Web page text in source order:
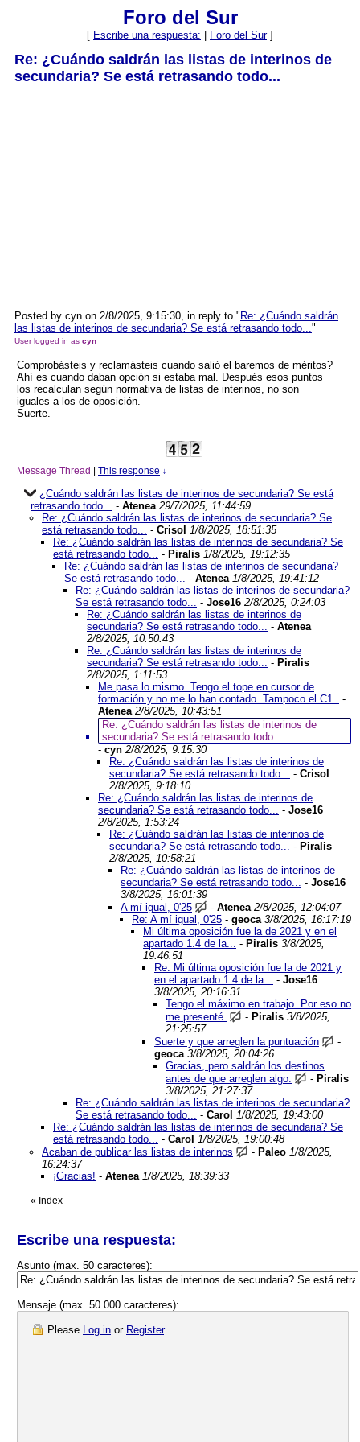
Foro del Sur
[ Escribe una respuesta: Foro del Sur]
Re: ¿Cuándo saldrán las listas de interinos de
secundaria? Se está retrasando todo...
Posted by cyn on 2/8/2025, 9:15:30, in reply to " Re: ¿Cuándo saldrán
las listas de interinos de secundaria? Se está retrasando todo..."
User logged in as cyn
Comprobásteis y reclamásteis cuando salió el baremos de méritos?
Ahí es cuando daban opción si estaba mal. Después esos puntos
los recalculan según normativa de listas de interinos, no son
iguales a los de oposición.
Suerte.
Message Thread This response ↓
¿Cuándo saldrán las listas de interinos de secundaria? Se está
retrasando todo... - Atenea 29/7/2025, 11:44:59
Re: ¿Cuándo saldrán las listas de interinos de secundaria? Se
está retrasando todo... - Crisol 1/8/2025, 18:51:35
Re: ¿Cuándo saldrán las listas de interinos de secundaria? Se
está retrasando todo... - Piralis 1/8/2025, 19:12:35
Re: ¿Cuándo saldrán las listas de interinos de secundaria?
Se está retrasando todo... - Atenea 1/8/2025, 19:41:12
Re: ¿Cuándo saldrán las listas de interinos de secundaria?
Se está retrasando todo... - Jose16 2/8/2025, 0:24:03
Re: ¿Cuándo saldrán las listas de interinos de
secundaria? Se está retrasando todo... - Atenea
2/8/2025, 10:50:43
Re: ¿Cuándo saldrán las listas de interinos de
secundaria? Se está retrasando todo... - Piralis
2/8/2025, 1:11:53
Me pasa lo mismo. Tengo el tope en cursor de
formación y no me lo han contado. Tampoco el C1 . -
Atenea 2/8/2025, 10:43:51
Re: ¿Cuándo saldrán las listas de interinos de
secundaria? Se está retrasando todo...
- cyn 2/8/2025, 9:15:30
Re: ¿Cuándo saldrán las listas de interinos de
secundaria? Se está retrasando todo... - Crisol
2/8/2025, 9:18:10
Re: ¿Cuándo saldrán las listas de interinos de
secundaria? Se está retrasando todo... - Jose16
2/8/2025, 1:53:24
Re: ¿Cuándo saldrán las listas de interinos de
secundaria? Se está retrasando todo... - Piralis
2/8/2025, 10:58:21
Re: ¿Cuándo saldrán las listas de interinos de
secundaria? Se está retrasando todo... - Jose16
3/8/2025, 16:01:39
A mí igual, 0'25
- Atenea 2/8/2025, 12:04:07
Re: A mí igual, 0'25 - geoca 3/8/2025, 16:17:19
Mi última oposición fue la de 2021 y en el
apartado 1.4 de la... - Piralis 3/8/2025,
19:46:51
Re: Mi última oposición fue la de 2021 y
en el apartado 1.4 de la... - Jose16
3/8/2025, 20:16:31
Tengo el máximo en trabajo. Por eso no
me presenté
- Piralis 3/8/2025,
21:25:57
Suerte y que arreglen la puntuación
-
geoca 3/8/2025, 20:04:26
Gracias, pero saldrán los destinos
antes de que arreglen algo.
- Piralis
3/8/2025, 21:27:37
Re: ¿Cuándo saldrán las listas de interinos de secundaria?
Se está retrasando todo... - Carol 1/8/2025, 19:43:00
Re: ¿Cuándo saldrán las listas de interinos de secundaria? Se
está retrasando todo... - Carol 1/8/2025, 19:00:48
Acaban de publicar las listas de interinos
- Paleo 1/8/2025,
16:24:37
¡Gracias! - Atenea 1/8/2025, 18:39:33
« Index
Escribe una respuesta:
Asunto (max. 50 caracteres):
Mensaje (max. 50.000 caracteres):
Please Log in or Register.